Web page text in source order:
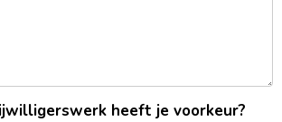
heeft je voorkeur?